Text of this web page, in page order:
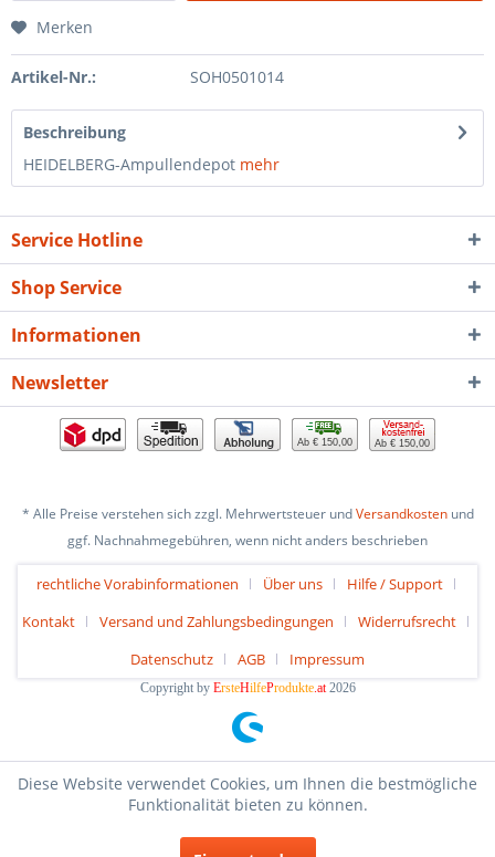
Merken
Artikel-Nr.: SOH0501014
Beschreibung
HEIDELBERG-Ampullendepot mehr
Service Hotline
Shop Service
Informationen
Newsletter
Ab € 150,00 Ab € 150,00
* Alle Preise verstehen sich zzgl. Mehrwertsteuer undVersandkostenund
ggf. Nachnahmegebühren, wenn nicht anders beschrieben
rechtliche Vorabinformationen Über uns
Hilfe / Support
Kontakt
Versand und Zahlungsbedingungen
Widerrufsrecht
Datenschutz
AGB Impressum
Copyright by ErsteHilfeProdukte.at2026
Diese Website verwendet Cookies, um Ihnen die bestmögliche
Funktionalität bieten zu können.